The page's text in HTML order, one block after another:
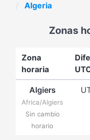
Algeria
Zonas
Zona
horaria
Algiers
Africa/Algiers
Sin cambio
horario